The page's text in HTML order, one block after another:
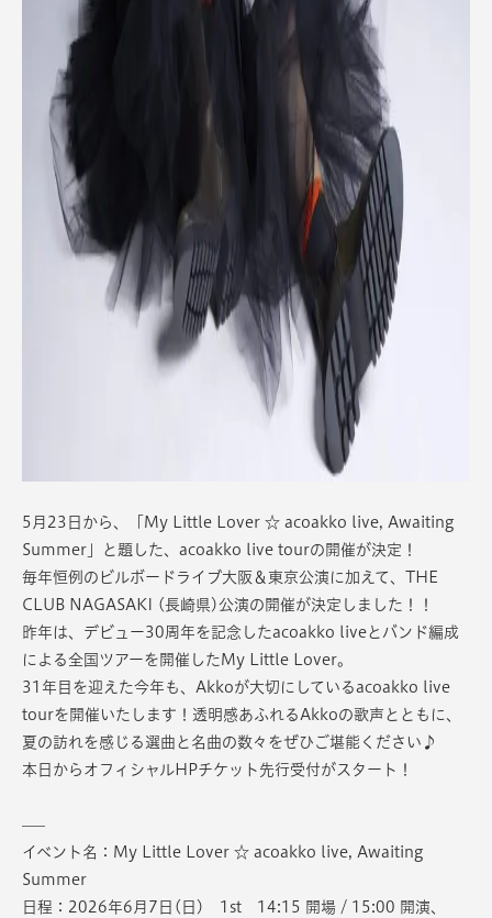
5月23日から、「My Little Lover ☆ acoakko live, Awaiting
Summer」と題した、acoakko live tourの開催が決定！
毎年恒例のビルボードライブ大阪＆東京公演に加えて、THE
CLUB NAGASAKI (長崎県)公演の開催が決定しました！！
昨年は、デビュー30周年を記念したacoakko liveとバンド編成
による全国ツアーを開催したMy Little Lover。
31年目を迎えた今年も、Akkoが大切にしているacoakko live
tourを開催いたします！透明感あふれるAkkoの歌声とともに、
夏の訪れを感じる選曲と名曲の数々をぜひご堪能ください♪
本日からオフィシャルHPチケット先行受付がスタート！
—–
イベント名：My Little Lover ☆ acoakko live, Awaiting
Summer
日程：2026年6月7日(日) 1st 14:15 開場 / 15:00 開演、